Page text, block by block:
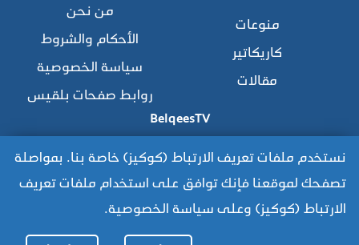
نستخدم ملفات تعريف الارتباط (كوكيز) خاصة بنا. بمواصلة
تصفحك لموقعنا فإنك توافق على استخدام ملفات تعريف
الارتباط (كوكيز) وعلى سياسة الخصوصية.
منوعات
كاريكاتير
مقالات
من نحن
الأحكام والشروط
سياسة الخصوصية
روابط صفحات بلقيس
BelqeesTV
للوصول للموقع القديم:
https://www.old.belqees.net